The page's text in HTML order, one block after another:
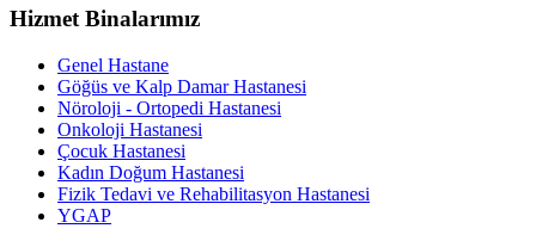
Hizmet Binalarımız
Genel Hastane
Göğüs ve Kalp Damar Hastanesi
Nöroloji - Ortopedi Hastanesi
Onkoloji Hastanesi
Çocuk Hastanesi
Kadın Doğum Hastanesi
Fizik Tedavi ve Rehabilitasyon Hastanesi
YGAP